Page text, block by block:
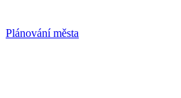
Plánování města